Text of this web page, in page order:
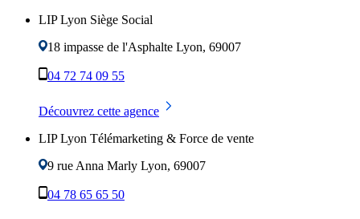
LIP Lyon Siège Social
18 impasse de l'Asphalte Lyon, 69007
04 72 74 09 55
Découvrez cette agence
LIP Lyon Télémarketing & Force de vente
9 rue Anna Marly Lyon, 69007
04 78 65 65 50